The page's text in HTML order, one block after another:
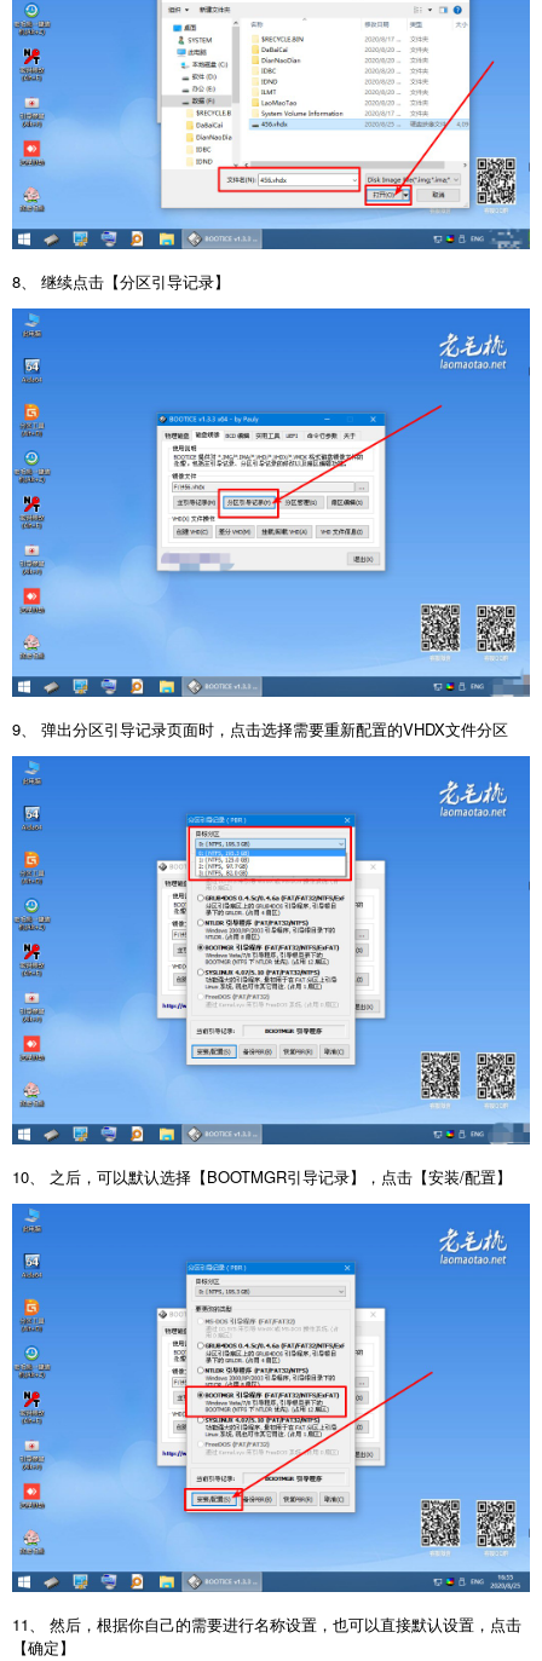
8、 继续点击【分区引导记录】
9、 弹出分区引导记录页面时，点击选择需要重新配置的VHDX文件分区
10、 之后，可以默认选择【BOOTMGR引导记录】，点击【安装/配置】
11、 然后，根据你自己的需要进行名称设置，也可以直接默认设置，点击
【确定】